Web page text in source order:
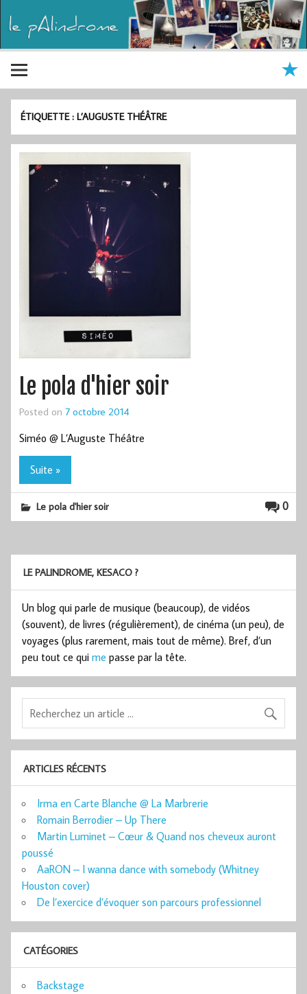
ÉTIQUETTE :L’AUGUSTE THÉÂTRE
Le pola d'hier soir
Posted on 7 octobre 2014
Siméo @ L’Auguste Théâtre
Suite »
0
Le pola d'hier soir
LE PALINDROME, KESACO ?
Un blog qui parle de musique (beaucoup), de vidéos
(souvent), de livres (régulièrement), de cinéma (un peu), de
voyages (plus rarement, mais tout de même). Bref, d’un
peu tout ce qui me passe par la tête.
ARTICLES RÉCENTS
Irma en Carte Blanche @ La Marbrerie
Romain Berrodier – Up There
Martin Luminet – Cœur & Quand nos cheveux auront
poussé
AaRON – I wanna dance with somebody (Whitney
Houston cover)
De l’exercice d’évoquer son parcours professionnel
CATÉGORIES
Backstage